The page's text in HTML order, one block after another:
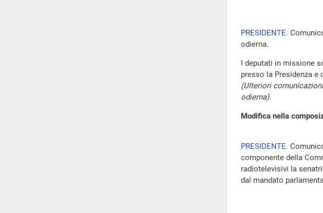
PRESIDENTE.
odierna.
I deputati in missione
presso la Presidenza e
(Ulteriori
odierna).
Modifica nella
PRESIDENTE.
componente della
radiotelevisivi la
dal mandato